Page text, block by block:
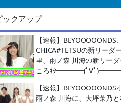
ックアップ
【速報】BEYOOOOONDS、
CHICA#TETSUの新リーダ
里、雨ノ森 川海の新リーダ
ころｷﾀ━━━━(ﾟ∀ﾟ
【速報】BEYOOOOONDS
雨ノ森 川海に、大坪茉乃